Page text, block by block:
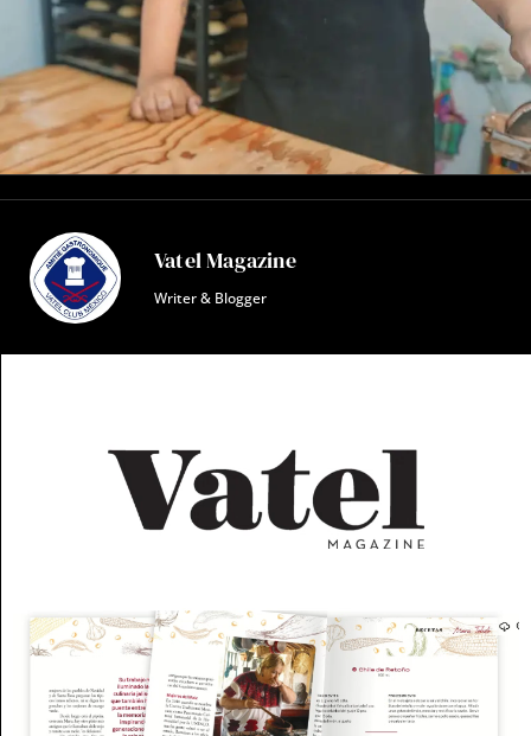
Vatel Magazine
Writer & Blogger